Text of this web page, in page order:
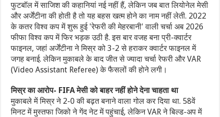
फुटबॉल में साजिश की कहानियां नई नहीं हैं, लेकिन जब बात लियोनेल मेसी
और अर्जेंटीना की होती है तो यह बहस खत्म होने का नाम नहीं लेती. 2022
के कतर विश्व कप में शुरू हुई 'रेफरी की मेहरबानी' वाली चर्चा अब 2026
फीफा विश्व कप में फिर भड़क उठी है. इस बार वजह बना प्री-क्वार्टर
फाइनल, जहां अर्जेंटीना ने मिस्र को 3-2 से हराकर क्वार्टर फाइनल में
जगह बनाई. लेकिन मुकाबले के बाद जीत से ज्यादा चर्चा रेफरी और VAR
(Video Assistant Referee) के फैसलों की होने लगी।
मिस्र का आरोप- FIFA मेसी को बाहर नहीं होने देना चाहता था
मुकाबले में मिस्र ने 2-0 की बढ़त बनाने वाला गोल कर दिया था. 58वें
मिनट में मुस्तफा जिको ने गेंद नेट में पहुंचाई, लेकिन VAR ने बिल्ड-अप में